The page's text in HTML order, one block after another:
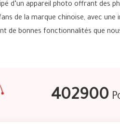
d’un appareil photo offrant des
de la marque chinoise, avec une
de bonnes fonctionnalités que
402900